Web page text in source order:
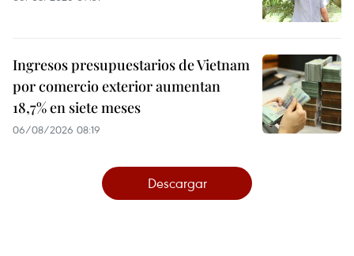
Ingresos presupuestarios de Vietnam
por comercio exterior aumentan
18,7% en siete meses
06/08/2026 08:19
Descargar